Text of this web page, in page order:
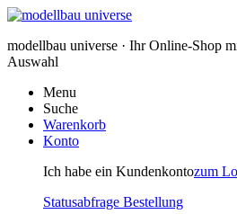
modellbau universe · Ihr Online-Shop
Auswahl
Menu
Suche
Warenkorb
Konto
Ich habe ein Kundenkontozum
Statusabfrage Bestellung